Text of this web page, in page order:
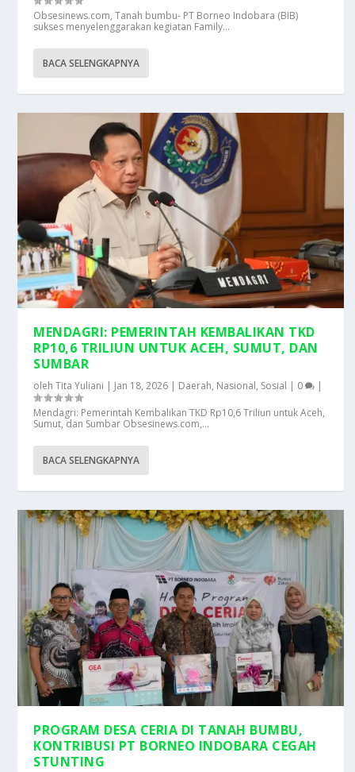
Obsesinews.com, Tanah bumbu- PT Borneo Indobara (BIB)
sukses menyelenggarakan kegiatan Family...
BACA SELENGKAPNYA
MENDAGRI: PEMERINTAH KEMBALIKAN TKD
RP10,6 TRILIUN UNTUK ACEH, SUMUT, DAN
SUMBAR
olehTita Yuliani Jan 18, 2026 Daerah, Nasional, Sosial 0
Mendagri: Pemerintah Kembalikan TKD Rp10,6 Triliun untuk Aceh,
Sumut, dan Sumbar Obsesinews.com,...
BACA SELENGKAPNYA
PROGRAM DESA CERIA DI TANAH BUMBU,
KONTRIBUSI PT BORNEO INDOBARA CEGAH
STUNTING